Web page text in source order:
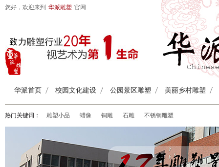
您好，欢迎来到 华派雕塑 官网
华派首页 校园文化建设 公园景区雕塑 美丽乡村雕塑
热门关键词： 雕塑小品 蜡像 铜雕 石雕 不锈钢雕塑